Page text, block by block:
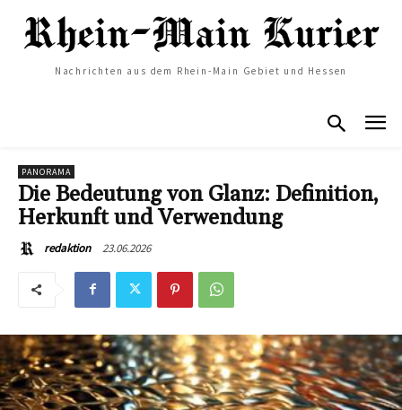
Nachrichten aus dem Rhein-Main Gebiet und Hessen
PANORAMA
Die Bedeutung von Glanz: Definition,
Herkunft und Verwendung
redaktion 23.06.2026